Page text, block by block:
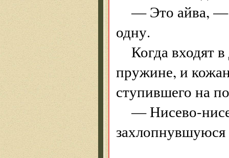
— Это айва, —
одну.
Когда входят
пружине, и
ступившего на
— Нисево-
захлопнувшуюся